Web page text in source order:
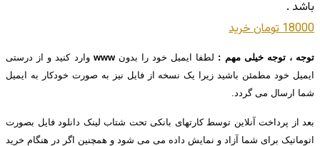
باشد .
18000 تومان
خريد
توجه ، توجه خیلی مهم : لطفا ایمیل خود را بدون www
وارد کنید و از درستی
ایمیل خود مطمئن باشید زیرا یک نسخه از فایل نیز به صورت خودکار به ایمیل
شما ارسال می گردد.
بعد از پرداخت آنلاین توسط کارتهای بانکی تحت شتاب لینک دانلود فایل بصورت
اتوماتیک برای شما آزاد و نمایش داده می می شود و همچنین اگر در هنگام خرید